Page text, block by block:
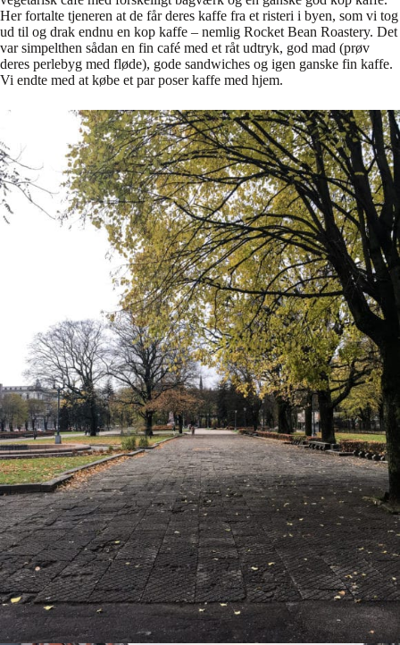
Her fortalte tjeneren at de får deres kaffe fra et risteri i byen, som vi tog
ud til og drak endnu en kop kaffe – nemlig Rocket Bean Roastery. Det
var simpelthen sådan en fin café med et råt udtryk, god mad (prøv
deres perlebyg med fløde), gode sandwiches og igen ganske fin kaffe.
Vi endte med at købe et par poser kaffe med hjem.